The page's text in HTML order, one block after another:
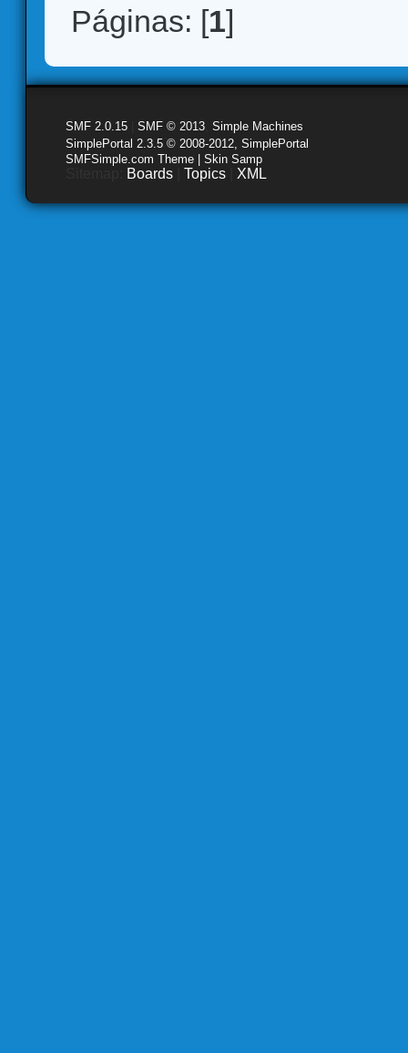
Páginas: [1]
SMF 2.0.15 SMF © 2013 Simple Machines
SimplePortal 2.3.5 © 2008-2012, SimplePortal
SMFSimple.com Theme | Skin Samp
Boards Topics XML